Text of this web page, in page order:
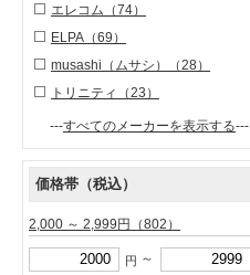
エレコム （74）
ELPA （69）
musashi（ムサシ）
（28）
トリニティ
（23）
---すべてのメーカーを表示する---
価格帯（税込）
2,000 ～ 2,999円 （802）
円 ～